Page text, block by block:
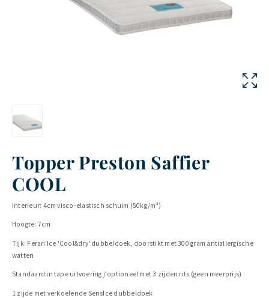
Topper Preston Saffier
COOL
Interieur: 4cm visco-elastisch schuim (50kg/m³)
Hoogte: 7cm
Tijk: Feran Ice 'Cool&dry' dubbeldoek, doorstikt met 300 gram antiallergische
watten
Standaard in tape uitvoering / optioneel met 3 zijden rits (geen meerprijs)
1 zijde met verkoelende SensIce dubbeldoek